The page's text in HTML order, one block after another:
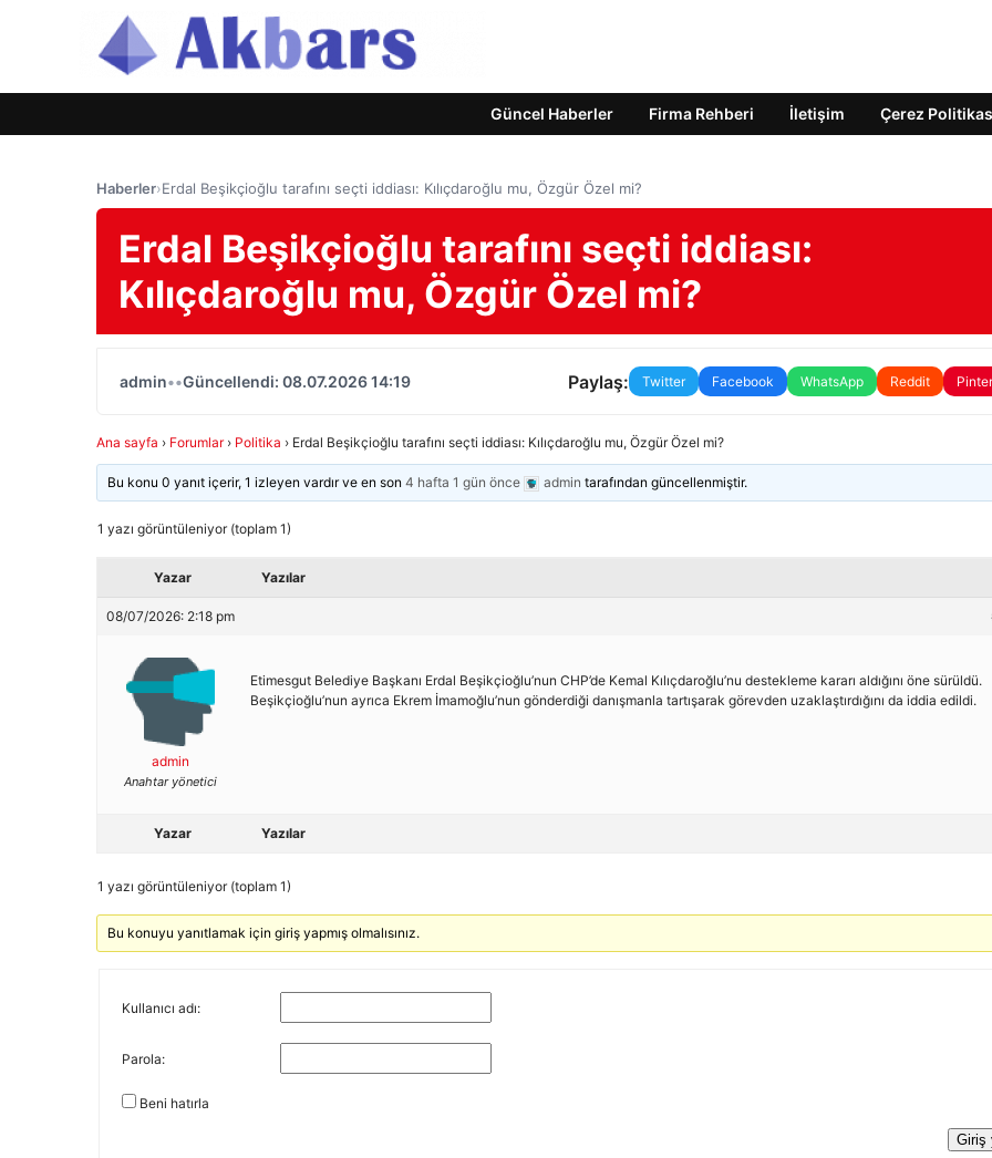
Güncel Haberler Firma Rehberi İletişim Çerez
Haberler›Erdal Beşikçioğlu tarafını seçti iddiası: Kılıçdaroğlu mu, Özgür Özel mi?
Erdal Beşikçioğlu tarafını seçti iddiası:
Kılıçdaroğlu mu, Özgür Özel mi?
admin••Güncellendi: 08.07.2026 14:19 Paylaş: Twitter Facebook WhatsApp Reddit
Ana sayfa › Forumlar › Politika › Erdal Beşikçioğlu tarafını seçti iddiası: Kılıçdaroğlu mu, Özgür Özel mi?
Bu konu 0 yanıt içerir, 1 izleyen vardır ve en son4 hafta 1 gün önce admin tarafından güncellenmiştir.
1 yazı görüntüleniyor (toplam 1)
Yazar Yazılar
08/07/2026: 2:18 pm
admin
Anahtar yönetici
Etimesgut Belediye Başkanı Erdal Beşikçioğlu’nun CHP’de Kemal Kılıçdaroğlu’nu destekleme kararı aldığını öne sürüldü.
Beşikçioğlu’nun ayrıca Ekrem İmamoğlu’nun gönderdiği danışmanla tartışarak görevden uzaklaştırdığını da iddia edildi.
Yazar Yazılar
1 yazı görüntüleniyor (toplam 1)
Bu konuyu yanıtlamak için giriş yapmış olmalısınız.
Kullanıcı adı:
Parola:
Beni hatırla
Giriş